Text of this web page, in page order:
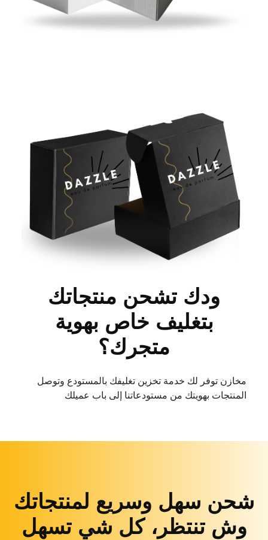
ودك تشحن منتجاتك
بتغليف خاص بهوية
متجرك؟
مخازن توفر لك خدمة تخزين تغليفك بالمستودع وتوصل
المنتجات بهويتك من مستودعاتنا إلى باب عميلك
شحن سهل وسريع لمنتجاتك
وش تنتظر، كل شي تسهل